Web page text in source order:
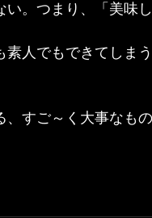
。つまり、「美味
人でもできてしま
すご～く大事なもの